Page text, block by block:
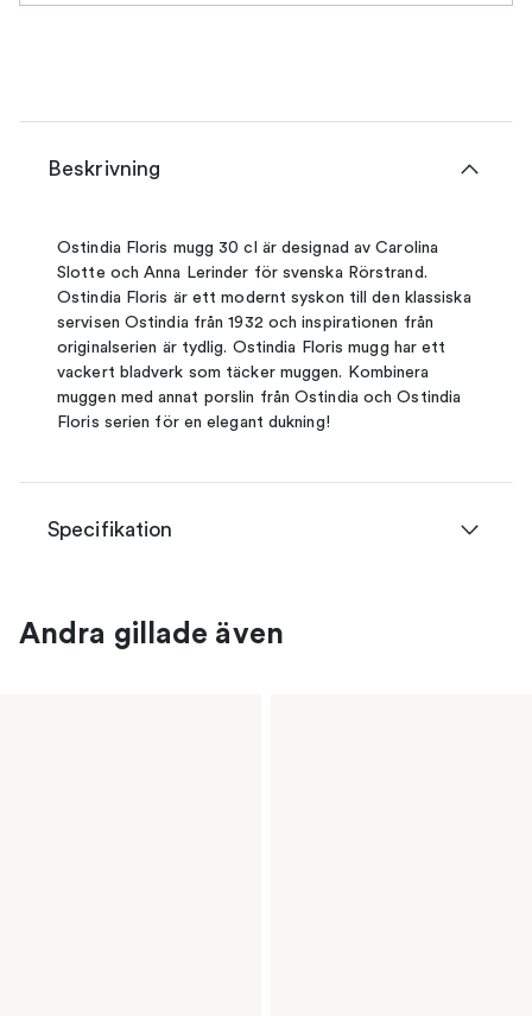
Beskrivning
Ostindia Floris mugg 30 cl är designad av Carolina
Slotte och Anna Lerinder för svenska Rörstrand.
Ostindia Floris är ett modernt syskon till den klassiska
servisen Ostindia från 1932 och inspirationen från
originalserien är tydlig. Ostindia Floris mugg har ett
vackert bladverk som täcker muggen. Kombinera
muggen med annat porslin från Ostindia och Ostindia
Floris serien för en elegant dukning!
Specifikation
Andra gillade även